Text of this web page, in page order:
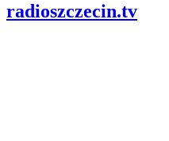
radioszczecin.tv